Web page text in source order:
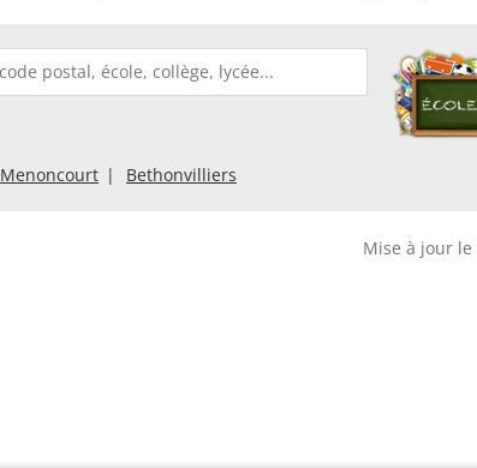
Menoncourt Bethonvilliers
Mise à jour le